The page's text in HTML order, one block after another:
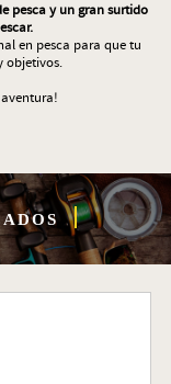
pesca y un gran surtido
en pesca para que tu
objetivos.